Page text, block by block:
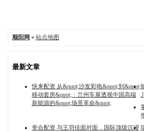
顺阳网 » 站点地图
最新文章
快来配资 从&quot;沙发彩电&quot;到&quot;
移动套房&quot;：兰州车展透视中国高端
新能源的&quot;场景革命&quot;
誉合配资 与王羽佳面对面，国际顶级沉浸